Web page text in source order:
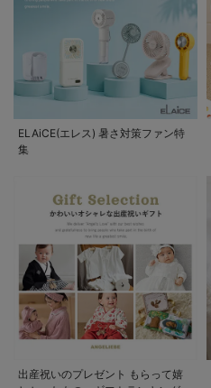
ELAiCE(エレス) 暑さ対策ファン特
集
出産祝いのプレゼント もらって嬉